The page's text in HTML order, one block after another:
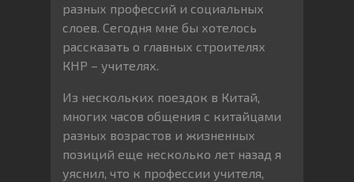
разных профессий и социальных
слоев. Сегодня мне бы хотелось
рассказать о главных строителях
КНР – учителях.
Из нескольких поездок в Китай,
многих часов общения с китайцами
разных возрастов и жизненных
позиций еще несколько лет назад я
уяснил, что к профессии учителя,